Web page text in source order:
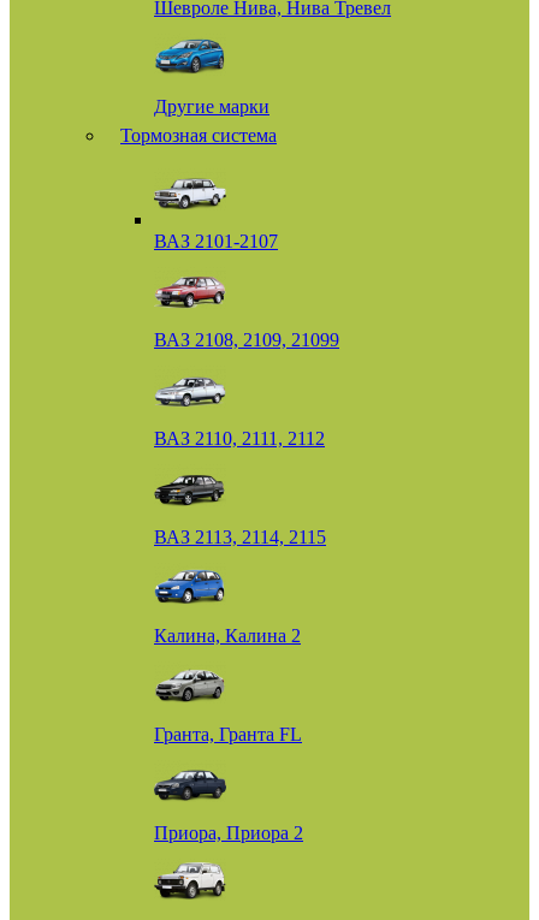
Шевроле Нива, Нива Тревел
Другие марки
Тормозная система
ВАЗ 2101-2107
ВАЗ 2108, 2109, 21099
ВАЗ 2110, 2111, 2112
ВАЗ 2113, 2114, 2115
Калина, Калина 2
Гранта, Гранта FL
Приора, Приора 2